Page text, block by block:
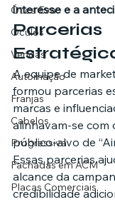
Ótica Eva
Óculos
Vendas
Automação
Franjas
Cabelos
Progressiva
Fachadas em ACM
Placas Comerciais
interesse e a
Parcerias
A equipe de
formou parcerias
marcas e
alinhavam-se com
público-alvo de
Essas parcerias
alcance da
credibilidade